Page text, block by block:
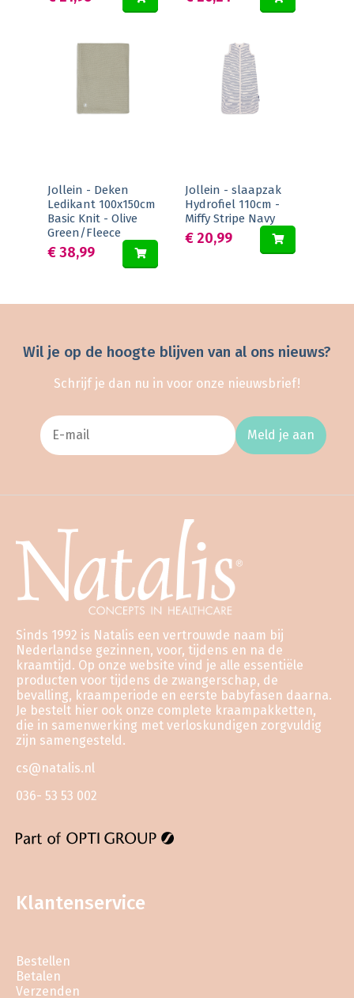
Jollein - Deken
Ledikant 100x150cm
Basic Knit - Olive
Green/Fleece
€ 38,99
Jollein - slaapzak
Hydrofiel 110cm -
Miffy Stripe Navy
€ 20,99
Wil je op de hoogte blijven van al ons nieuws?
Schrijf je dan nu in voor onze nieuwsbrief!
Meld je aan
Sinds 1992 is Natalis een vertrouwde naam bij
Nederlandse gezinnen, voor, tijdens en na de
kraamtijd. Op onze website vind je alle essentiële
producten voor tijdens de zwangerschap, de
bevalling, kraamperiode en eerste babyfasen daarna.
Je bestelt hier ook onze complete kraampakketten,
die in samenwerking met verloskundigen zorgvuldig
zijn samengesteld.
cs@natalis.nl
036- 53 53 002
Klantenservice
Bestellen
Betalen
Verzenden